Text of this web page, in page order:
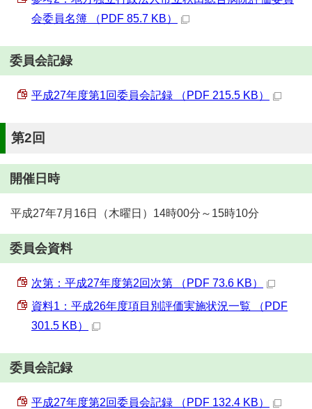
会委員名簿 （PDF 85.7 KB）
委員会記録
平成27年度第1回委員会記録 （PDF 215.5 KB）
第2回
開催日時
平成27年7月16日（木曜日）14時00分～15時10分
委員会資料
次第：平成27年度第2回次第 （PDF 73.6 KB）
資料1：平成26年度項目別評価実施状況一覧 （PDF
301.5 KB）
委員会記録
平成27年度第2回委員会記録 （PDF 132.4 KB）